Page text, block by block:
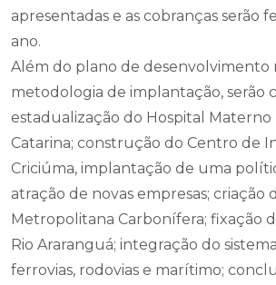
apresentadas e as cobranças serão
ano.
Além do plano de desenvolvimento
metodologia de implantação, serão
estadualização do Hospital
Catarina; construção do Centro de
Criciúma, implantação de uma
atração de novas empresas; criação
Metropolitana Carbonífera; fixação
Rio Araranguá; integração do
ferrovias, rodovias e marítimo;